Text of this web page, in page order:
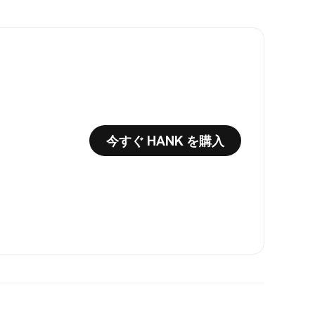
今すぐ HANK を購入